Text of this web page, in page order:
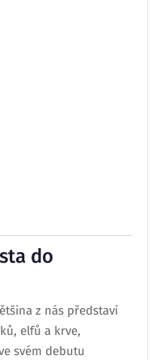
do
z nás představí
elfů a krve,
svém debutu